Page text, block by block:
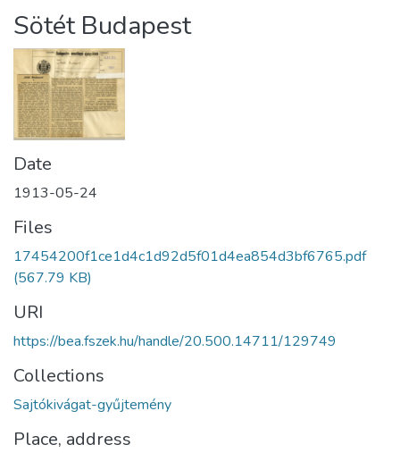
Statistics
About us
Sötét Budapest
Date
1913-05-24
Files
17454200f1ce1d4c1d92d5f01d4ea854d3bf6765.pdf
(567.79 KB)
URI
https://bea.fszek.hu/handle/20.500.14711/129749
Collections
Sajtókivágat-gyűjtemény
Place, address